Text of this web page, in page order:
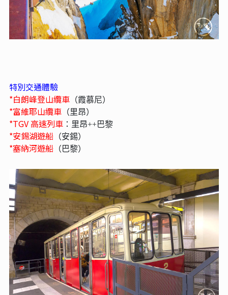
特別交通體驗
*白朗峰登山纜車（霞慕尼）
*富維耶山纜車（里昂）
*TGV 高速列車：里昂++巴黎
*安錫湖遊船（安錫）
*塞納河遊船（巴黎）